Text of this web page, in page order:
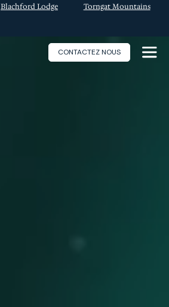
Blachford Lodge Torngat Mountains
CONTACTEZ NOUS